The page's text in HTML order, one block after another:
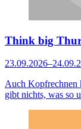
Think big
Auch Kopfrechnen
gibt nichts, was so